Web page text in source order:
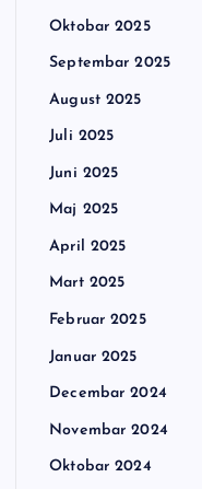
Oktobar 2025
Septembar 2025
August 2025
Juli 2025
Juni 2025
Maj 2025
April 2025
Mart 2025
Februar 2025
Januar 2025
Decembar 2024
Novembar 2024
Oktobar 2024